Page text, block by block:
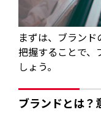
まずは、ブラン
把握することで、
しょう。
ブランドとは？